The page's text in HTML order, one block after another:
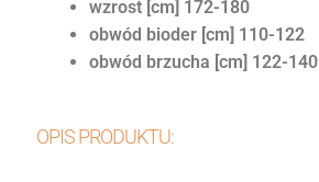
wzrost [cm] 172-180
obwód bioder [cm] 110-122
obwód brzucha [cm] 122-140
OPIS PRODUKTU: